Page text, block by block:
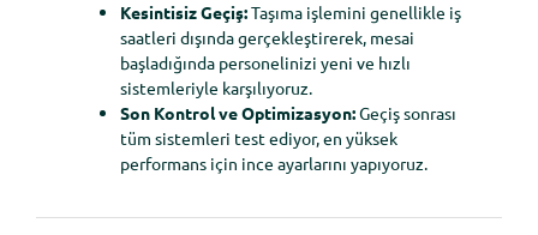
Kesintisiz Geçiş:Taşıma işlemini genellikle iş
saatleri dışında gerçekleştirerek, mesai
başladığında personelinizi yeni ve hızlı
sistemleriyle karşılıyoruz.
Son Kontrol ve Optimizasyon:Geçiş sonrası
tüm sistemleri test ediyor, en yüksek
performans için ince ayarlarını yapıyoruz.